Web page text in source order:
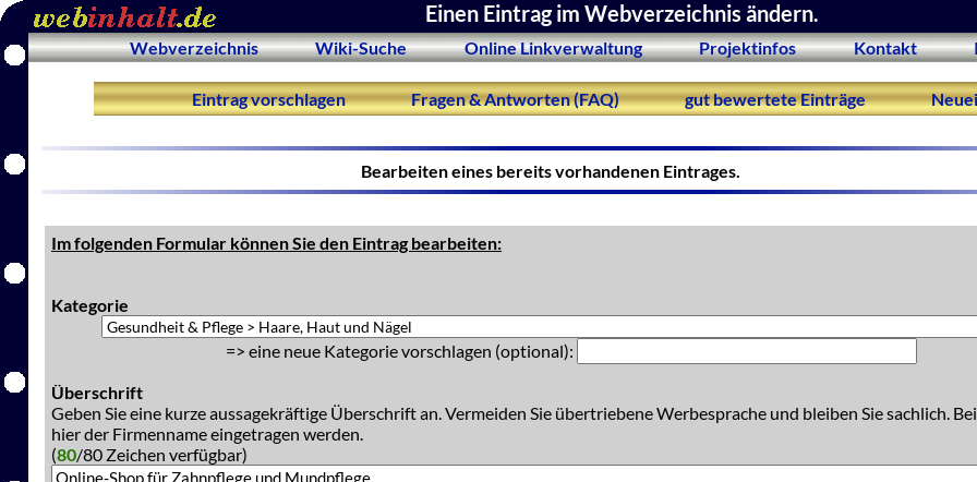
Einen Eintrag im Webverzeichnis ändern.
Webverzeichnis Wiki-Suche Online Linkverwaltung Projektinfos Kontakt
Eintrag vorschlagen Fragen & Antworten (FAQ) gut bewertete Einträge
Bearbeiten eines bereits vorhandenen Eintrages.
Im folgenden Formular können Sie den Eintrag bearbeiten:
Kategorie
=> eine neue Kategorie vorschlagen (optional):
Überschrift
Geben Sie eine kurze aussagekräftige Überschrift an. Vermeiden Sie übertriebene Werbesprache und bleiben Sie sachlich.
hier der Firmenname eingetragen werden.
(80/80 Zeichen verfügbar)